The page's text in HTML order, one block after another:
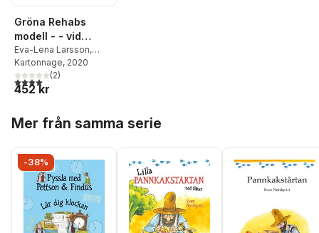
Gröna Rehabs
modell - - vid
stressrelaterad
ohälsa
Eva-Lena Larsson,
Marja Abrahamsson
Hanna Berko
Brissman
Karin Lindgren ,Malin
Kartonnage, 2020
4,0utav 5 stjärnor. Totalt antal röster:
(2)
452 kr
Mer från samma serie
-38%